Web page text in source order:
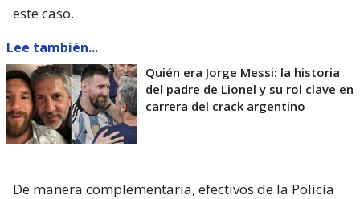
este caso.
Lee también...
Quién era Jorge Messi: la historia
del padre de Lionel y su rol clave en
carrera del crack argentino
De manera complementaria, efectivos de la Policía